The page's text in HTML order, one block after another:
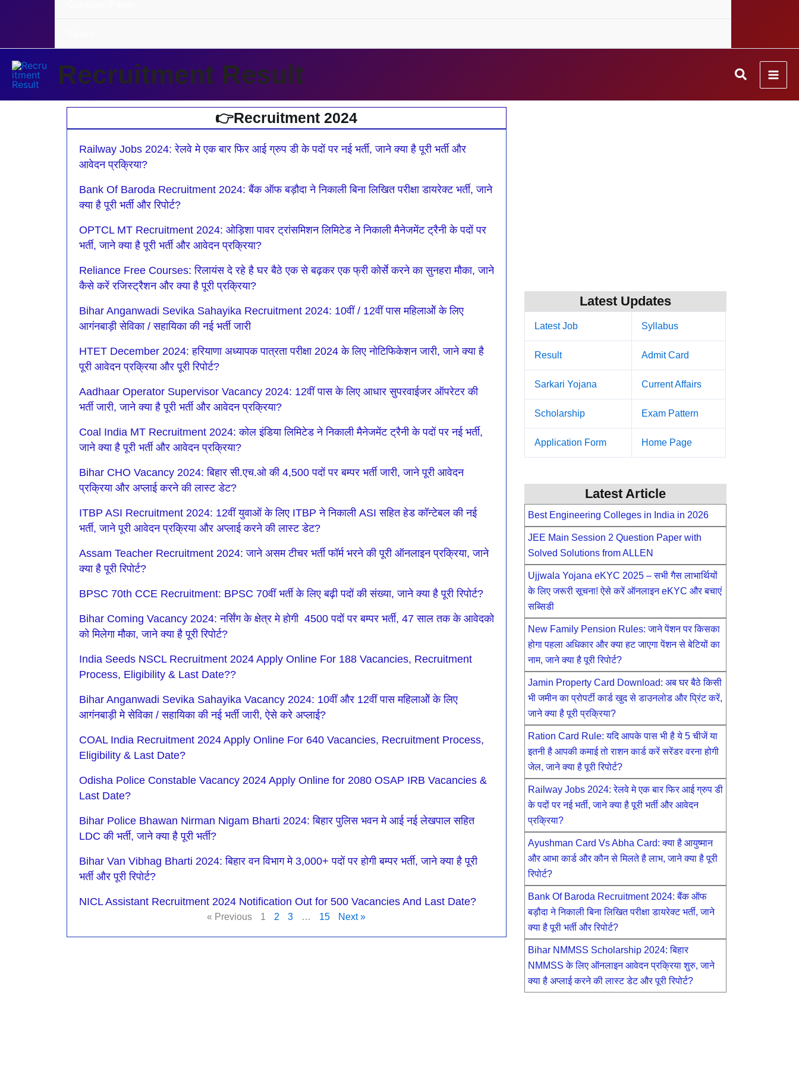
Recruitment Result Search
👉Recruitment 2024
Railway Jobs 2024: रेलवे मे एक बार फिर आई ग्रुप डी के पदों पर नई भर्ती, जाने क्या है पूरी भर्ती और
आवेदन प्रक्रिया?
Bank Of Baroda Recruitment 2024: बैंक ऑफ बड़ौदा ने निकाली बिना लिखित परीक्षा डायरेक्ट भर्ती, जाने
क्या है पूरी भर्ती और रिपोर्ट?
OPTCL MT Recruitment 2024: ओड़िशा पावर ट्रांसमिशन लिमिटेड ने निकाली मैनेजमेंट ट्रैनी के पदों पर
भर्ती, जाने क्या है पूरी भर्ती और आवेदन प्रक्रिया?
Reliance Free Courses: रिलायंस दे रहे है घर बैठे एक से बढ़कर एक फ्री कोर्से करने का सुनहरा मौका, जाने
कैसे करें रजिस्ट्रैशन और क्या है पूरी प्रक्रिया?
Bihar Anganwadi Sevika Sahayika Recruitment 2024: 10वीं / 12वीं पास महिलाओें के लिए
आगंनबाड़ी सेविका / सहायिका की नई भर्ती जारी
HTET December 2024: हरियाणा अध्यापक पात्रता परीक्षा 2024 के लिए नोटिफिकेशन जारी, जाने क्या है
पूरी आवेदन प्रक्रिया और पूरी रिपोर्ट?
Aadhaar Operator Supervisor Vacancy 2024: 12वीं पास के लिए आधार सुपरवाईजर ऑपरेटर की
भर्ती जारी, जाने क्या है पूरी भर्ती और आवेदन प्रक्रिया?
Coal India MT Recruitment 2024: कोल इंडिया लिमिटेड ने निकाली मैनेजमेंट ट्रैनी के पदों पर नई भर्ती,
जाने क्या है पूरी भर्ती और आवेदन प्रक्रिया?
Bihar CHO Vacancy 2024: बिहार सी.एच.ओ की 4,500 पदों पर बम्पर भर्ती जारी, जाने पूरी आवेदन
प्रक्रिया और अप्लाई करने की लास्ट डेट?
ITBP ASI Recruitment 2024: 12वीं युवाओं के लिए ITBP ने निकाली ASI सहित हेड कॉन्टेबल की नई
भर्ती, जाने पूरी आवेदन प्रक्रिया और अप्लाई करने की लास्ट डेट?
Assam Teacher Recruitment 2024: जाने असम टीचर भर्ती फॉर्म भरने की पूरी ऑनलाइन प्रक्रिया, जाने
क्या है पूरी रिपोर्ट?
BPSC 70th CCE Recruitment: BPSC 70वीं भर्ती के लिए बढ़ी पदों की संख्या, जाने क्या है पूरी रिपोर्ट?
Bihar Coming Vacancy 2024: नर्सिंग के क्षेत्र मे होगी 4500 पदों पर बम्पर भर्ती, 47 साल तक के आवेदको
को मिलेगा मौका, जाने क्या है पूरी रिपोर्ट?
India Seeds NSCL Recruitment 2024 Apply Online For 188 Vacancies, Recruitment
Process, Eligibility & Last Date??
Bihar Anganwadi Sevika Sahayika Vacancy 2024: 10वीं और 12वीं पास महिलाओें के लिए
आगंनबाड़ी मे सेविका / सहायिका की नई भर्ती जारी, ऐसे करे अप्लाई?
COAL India Recruitment 2024 Apply Online For 640 Vacancies, Recruitment Process,
Eligibility & Last Date?
Odisha Police Constable Vacancy 2024 Apply Online for 2080 OSAP IRB Vacancies &
Last Date?
Bihar Police Bhawan Nirman Nigam Bharti 2024: बिहार पुलिस भवन मे आई नई लेखपाल सहित
LDC की भर्ती, जाने क्या है पूरी भर्ती?
Bihar Van Vibhag Bharti 2024: बिहार वन विभाग मे 3,000+ पदों पर होगी बम्पर भर्ती, जाने क्या है पूरी
भर्ती और पूरी रिपोर्ट?
NICL Assistant Recruitment 2024 Notification Out for 500 Vacancies And Last Date?
« Previous
Page
1
Page
2
Page
3 …
Page
15 Next »
Latest Updates
Latest Job Syllabus
Result Admit Card
Sarkari Yojana Current Affairs
Scholarship Exam Pattern
Application Form Home Page
Latest Article
Best Engineering Colleges in India in 2026
JEE Main Session 2 Question Paper with
Solved Solutions from ALLEN
Ujjwala Yojana eKYC 2025 – सभी गैस लाभार्थियों
के लिए जरूरी सूचना! ऐसे करें ऑनलाइन eKYC और बचाएं
सब्सिडी
New Family Pension Rules: जाने पेंशन पर किसका
होगा पहला अधिकार और क्या हट जाएगा पेंशन से बेटियों का
नाम, जाने क्या है पूरी रिपोर्ट?
Jamin Property Card Download: अब घर बैठे किसी
भी जमीन का प्रोपर्टी कार्ड खुद से डाउनलोड और प्रिंट करें,
जाने क्या है पूरी प्रक्रिया?
Ration Card Rule: यदि आपके पास भी है ये 5 चीजें या
इतनी है आपकी कमाई तो राशन कार्ड करें सरेंडर वरना होगी
जेल, जाने क्या है पूरी रिपोर्ट?
Railway Jobs 2024: रेलवे मे एक बार फिर आई ग्रुप डी
के पदों पर नई भर्ती, जाने क्या है पूरी भर्ती और आवेदन
प्रक्रिया?
Ayushman Card Vs Abha Card: क्या है आयुष्मान
और आभा कार्ड और कौन से मिलते है लाभ, जाने क्या है पूरी
रिपोर्ट?
Bank Of Baroda Recruitment 2024: बैंक ऑफ
बड़ौदा ने निकाली बिना लिखित परीक्षा डायरेक्ट भर्ती, जाने
क्या है पूरी भर्ती और रिपोर्ट?
Bihar NMMSS Scholarship 2024: बिहार
NMMSS के लिए ऑनलाइन आवेदन प्रक्रिया शुरु, जाने
क्या है अप्लाई करने की लास्ट डेट और पूरी रिपोर्ट?